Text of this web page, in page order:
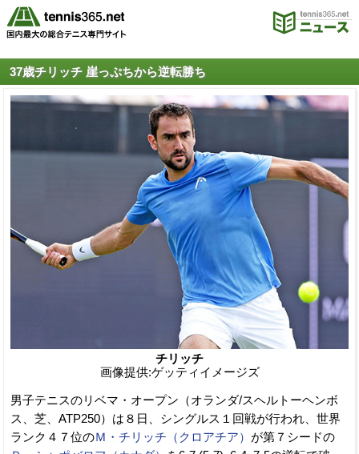
37歳チリッチ 崖っぷちから逆転勝ち
チリッチ
画像提供:ゲッティイメージズ
男子テニスのリベマ・オープン（オランダ/スヘルトーヘンボ
ス、芝、ATP250）は８日、シングルス１回戦が行われ、世界
ランク４７位のＭ・チリッチ（クロアチア） が第７シードの